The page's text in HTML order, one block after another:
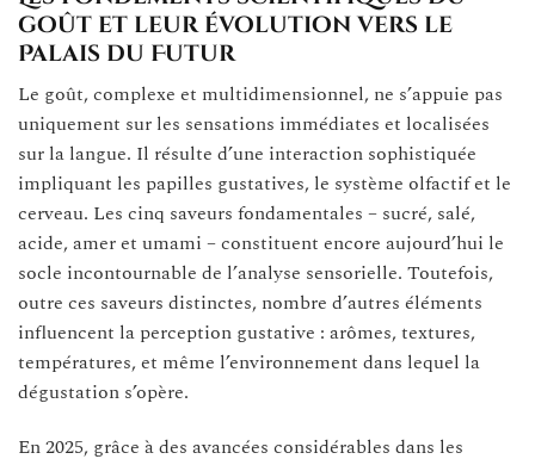
goût et leur évolution vers le
Palais du Futur
Le goût, complexe et multidimensionnel, ne s’appuie pas
uniquement sur les sensations immédiates et localisées
sur la langue. Il résulte d’une interaction sophistiquée
impliquant les papilles gustatives, le système olfactif et le
cerveau. Les cinq saveurs fondamentales – sucré, salé,
acide, amer et umami – constituent encore aujourd’hui le
socle incontournable de l’analyse sensorielle. Toutefois,
outre ces saveurs distinctes, nombre d’autres éléments
influencent la perception gustative : arômes, textures,
températures, et même l’environnement dans lequel la
dégustation s’opère.
En 2025, grâce à des avancées considérables dans les